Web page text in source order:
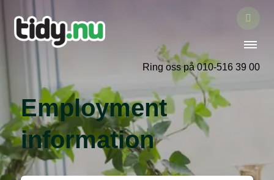
Ring oss på 010-516 39 00
Employment
information